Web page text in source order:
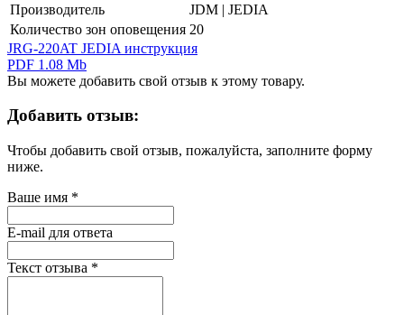
Производитель
JDM | JEDIA
Количество зон оповещения 20
JRG-220AT JEDIA инструкция
PDF 1.08 Mb
Вы можете добавить свой отзыв к этому товару.
Добавить отзыв:
Чтобы добавить свой отзыв, пожалуйста, заполните форму
ниже.
Ваше имя *
E-mail для ответа
Текст отзыва *